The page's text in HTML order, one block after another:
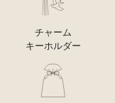
チャーム
キーホルダー